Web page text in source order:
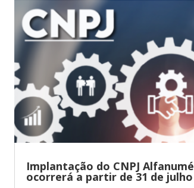
Implantação do CNPJ
ocorrerá a partir de 31 de julho